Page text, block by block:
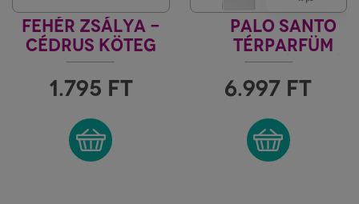
FEHÉR ZSÁLYA -
CÉDRUS KÖTEG
1.795 FT
PALO SANTO
TÉRPARFÜM
6.997 FT